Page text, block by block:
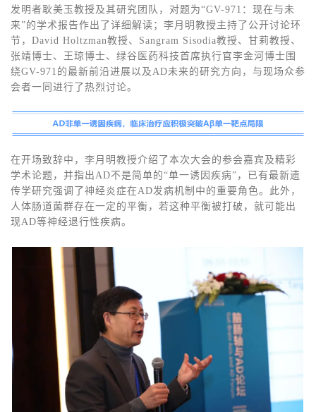
发明者耿美玉教授及其研究团队，对题为“GV-971：现在与未
来”的学术报告作出了详细解读；李月明教授主持了公开讨论环
节，David Holtzman教授、Sangram Sisodia教授、甘莉教授、
张靖博士、王琼博士、绿谷医药科技首席执行官李金河博士围
绕GV-971的最新前沿进展以及AD未来的研究方向，与现场众参
会者一同进行了热烈讨论。
在开场致辞中，李月明教授介绍了本次大会的参会嘉宾及精彩
学术论题，并指出AD不是简单的“单一诱因疾病”，已有最新遗
传学研究强调了神经炎症在AD发病机制中的重要角色。此外，
人体肠道菌群存在一定的平衡，若这种平衡被打破，就可能出
现AD等神经退行性疾病。